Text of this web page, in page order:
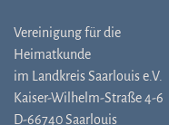
Vereinigung für die
Heimatkunde
im Landkreis Saarlouis e.V.
Kaiser-Wilhelm-Straße 4-6
D-66740 Saarlouis